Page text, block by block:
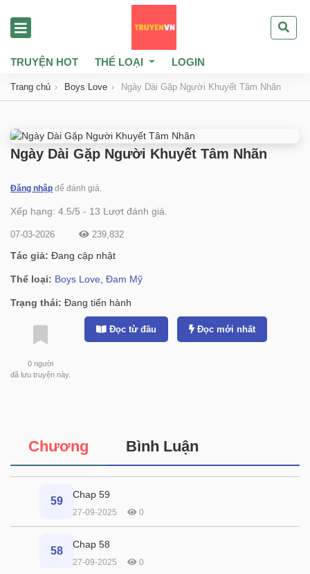
TRUYỆN HOT THỂ LOẠI LOGIN
Trang chủ Boys Love Ngày Dài Gặp Người Khuyết Tâm Nhãn
Ngày Dài Gặp Người Khuyết Tâm Nhãn
Đăng nhập để đánh giá.
Xếp hạng: 4.5/5 - 13 Lượt đánh giá.
07-03-2026 239,832
Tác giả: Đang cập nhật
Thể loại: Boys Love Đam Mỹ
Trạng thái: Đang tiến hành
0 người
đã lưu truyện này.
Đọc từ đầu Đọc mới nhất
Chương Bình Luận
59
Chap 59
27-09-2025 0
58
Chap 58
27-09-2025 0